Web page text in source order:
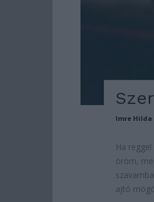
Imre Hilda
Ha
öröm,
ajtó